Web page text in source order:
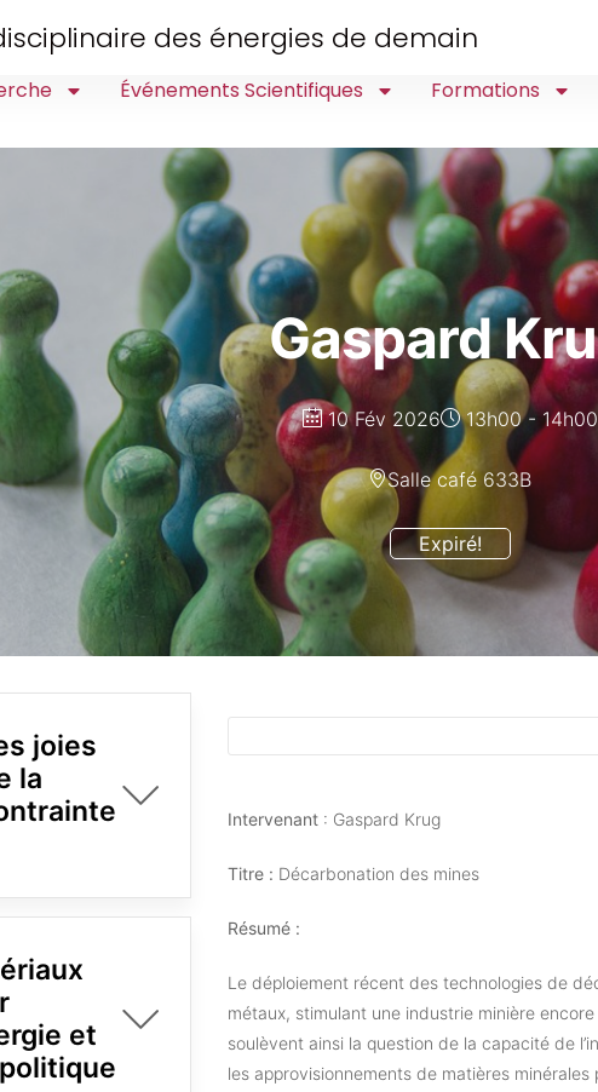
des énergies de demain
Événements Scientifiques Formations
Gaspard
10 Fév 2026
Expiré!
13h00 - 14h00
Salle café 633B
joies
la
et
Intervenant: Gaspard Krug
Titre : Décarbonation des mines
Résumé :
Le déploiement récent des technologies de
métaux, stimulant une industrie minière
soulèvent ainsi la question de la capacité de
les approvisionnements de matières